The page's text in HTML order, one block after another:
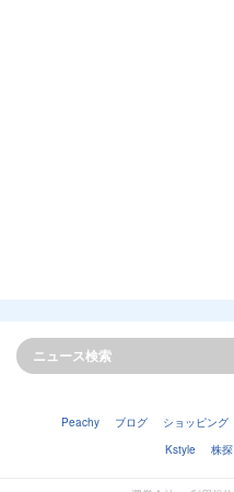
Peachy ブログ ショッピング
Kstyle
株探